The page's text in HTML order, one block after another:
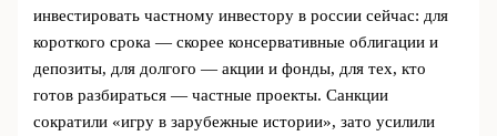
инвестировать частному инвестору в россии сейчас: для
короткого срока — скорее консервативные облигации и
депозиты, для долгого — акции и фонды, для тех, кто
готов разбираться — частные проекты. Санкции
сократили «игру в зарубежные истории», зато усилили